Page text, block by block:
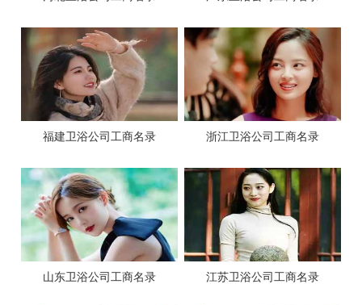
福建卫浴公司工商名录 浙江卫浴公司工商名录
山东卫浴公司工商名录 江苏卫浴公司工商名录